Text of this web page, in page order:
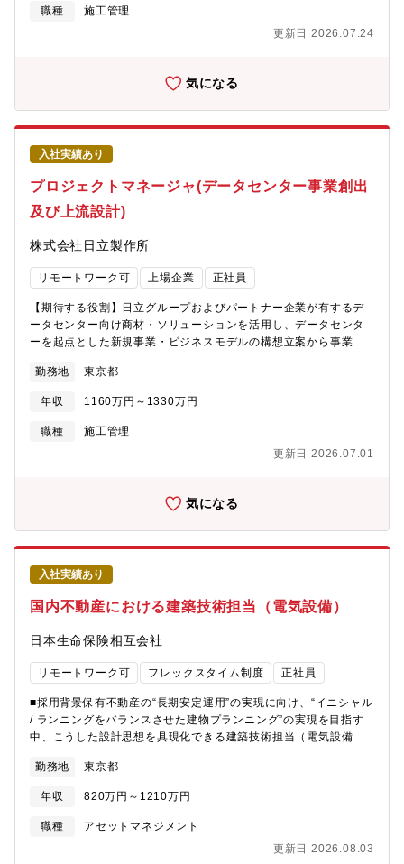
と、首都圏・海外での事業を拡大させ、総合不動産デベロッパー
として成長していくことを目標としています。・服装も自由か
て、顧客課題を的確に捉えた上流コンサルティングを実施すると
りまとめる。【職務詳細】データセンターを起点とした新規事
を一貫して推進する。市場構造や顧客ニーズを踏まえたビジネス
モデル設計、収益性・スケール性を意識した事業成立条件の整
理、小規模なPoCや先行案件を活用した実証・改善も視野に、社
内外の関係者との議論を通じて役割分担や提供価値を明確化し、
組織・事業として実行可能な形に落とし込み、事業として立上げ
を推進する。【ポジションの魅力・やりがい・キャリアパス】・
成長分野であるデジタル分野の中で、システム導入と異なり構築
物として形に残る仕事ができます。・大規模な産業基盤や国家プ
ロジェクトにもかかわることができ、今までと違った世界を見る
社内外の多くのステークホルダーと一緒にPJを推進していくこと
になり、幅広い人脈形成と専門スキルを磨くことができ、高度な
国家資格取得に必要な実務経験も積むことができます。【働く環
ネスユニット DC&アドバンスドサービス推進本部 DCコンス
トラクションマネジメント部5G②働き方について 在宅勤務と出
社を併用しながら業務を行います。社内外、顧客との打合せは在
宅での対応も可能です。顧客対応等や現地作業の場合は必要に応
グの観点で出社が多くなる見込みです。【配属組織名】AI&ソフト
本部 DCコンストラクションマネジメント部５G【配属組織につ
いて（概要・ミッション）】日立のサービスプラットフォーム基
ステム構築・運用サービスの提供・建設業法に対応した設備工事
務・コンテナ型データセンターの運用管理・データセンターを起
事業・ビジネス・サービス・製品など】モジュール型データセン
https://www.hitachi.co.jp/products/it/server/mdc/【募集背景】
おり、データセンターに関する新規事業構想の中核を担う人財及
仕様をまとめ、PJの推進役となるスキルを持った人財確保をめざ
している。【福利厚生】宅手当（最大60万円/年）、寮・社宅、カ
フェテリアプラン（12.2万円相当/年）、子ども・介護等支援手
当、仕事と育児・介護の両立に関する各種支援制度（両立費用の
ど※各種手当および制度には適用条件があります。詳しくは内定
職種
施工管理
更新日 2026.07.24
気になる
入社実績あり
プロジェクトマネージャ(データセンター事業創出
及び上流設計)
株式会社日立製作所
リモートワーク可 上場企業 正社員
【期待する役割】日立グループおよびパートナー企業が有するデ
ータセンター向け商材・ソリューションを活用し、データセンタ
ーを起点とした新規事業・ビジネスモデルの構想立案から事業化
った複数の制約条件を踏まえ、社内外のステークホルダーと連携
しながら、実行可能な事業モデルとして具体化を図る。また、顧
客案件対応として、データセンター構築に関する引合いにおい
て、顧客課題を的確に捉えた上流コンサルティングを実施すると
りまとめる。【職務詳細】データセンターを起点とした新規事
を一貫して推進する。市場構造や顧客ニーズを踏まえたビジネス
モデル設計、収益性・スケール性を意識した事業成立条件の整
理、小規模なPoCや先行案件を活用した実証・改善も視野に、社
内外の関係者との議論を通じて役割分担や提供価値を明確化し、
組織・事業として実行可能な形に落とし込み、事業として立ち上
げる。【ポジションの魅力・やりがい・キャリアパス】・成長分
野であるデジタル分野の中で、システム導入と異なり構築物とし
て形に残る仕事ができます。・大規模な産業基盤や国家プロジェ
クトにもかかわることができ、今までと違った世界を見ることも
できます。・データセンターファシリティ分野において、社内外
の多くのステークホルダーと一緒にPJを推進していくことにな
り、幅広い人脈形成と専門スキルを磨くことができ、高度な国家
資格取得に必要な実務経験も積むことができます。【働く環境】
①配属組織/チームについて AI&ソフトウエアサービスビジネス
ユニット DC&アドバンスドサービス推進本部 DCコンストラ
用しながら業務を行います。社内外、顧客との打合せは在宅での
張等が発生します。※入社直後はOJT、チームビルディングの観
点で出社が多くなる見込みです。【福利厚生】宅手当（最大60万
ども・介護等支援手当、仕事と育児・介護の両立に関する各種支
勤務地 東京都
年収 1160万円～1330万円
職種
施工管理
更新日 2026.07.01
気になる
入社実績あり
国内不動産における建築技術担当（電気設備）
日本生命保険相互会社
リモートワーク可 フレックスタイム制度 正社員
■採用背景保有不動産の“長期安定運用”の実現に向け、“イニシャル
/ ランニングをバランスさせた建物プランニング”の実現を目指す
中、こうした設計思想を具現化できる建築技術担当（電気設備）
設備」領域において工事発注者の立場から工事監理全般に従事い
ただきます。＜業務例＞- 不動産の新規開発、建替、改修工事に係
るプロジェクトマネジメント業務- 不動産の各種工事における設計
監理業務- 工事費査定業務- 不動産の管理、運営、保全業務- 上記
ント、近隣他）中長期的には、国内不動産部門を軸として、基本
勤務地 東京都
年収 820万円～1210万円
職種
アセットマネジメント
更新日 2026.08.03